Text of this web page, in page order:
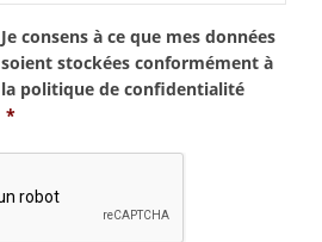
Je consens à ce que mes données
soient stockées conformément à
la politique de confidentialité
*